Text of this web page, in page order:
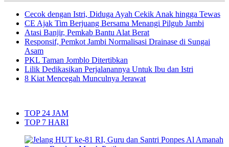
Cecok dengan Istri, Diduga Ayah Cekik Anak hingga Tewas
CE Ajak Tim Berjuang Bersama Menangi Pilgub Jambi
Atasi Banjir, Pemkab Bantu Alat Berat
Responsif, Pemkot Jambi Normalisasi Drainase di Sungai
Asam
PKL Taman Jomblo Ditertibkan
Lilik Dedikasikan Perjalanannya Untuk Ibu dan Istri
8 Kiat Mencegah Munculnya Jerawat
TOP 24 JAM
TOP 7 HARI